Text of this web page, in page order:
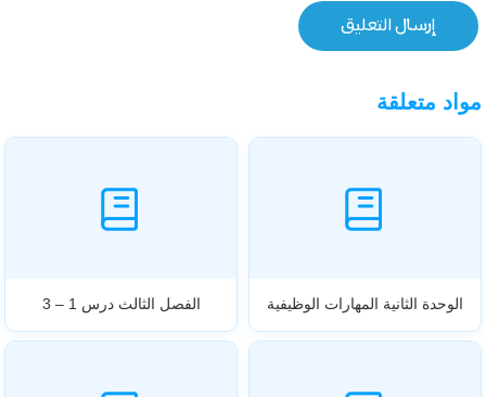
مواد متعلقة
الوحدة الثانية المهارات الوظيفية الفصل الثالث درس 1 – 3